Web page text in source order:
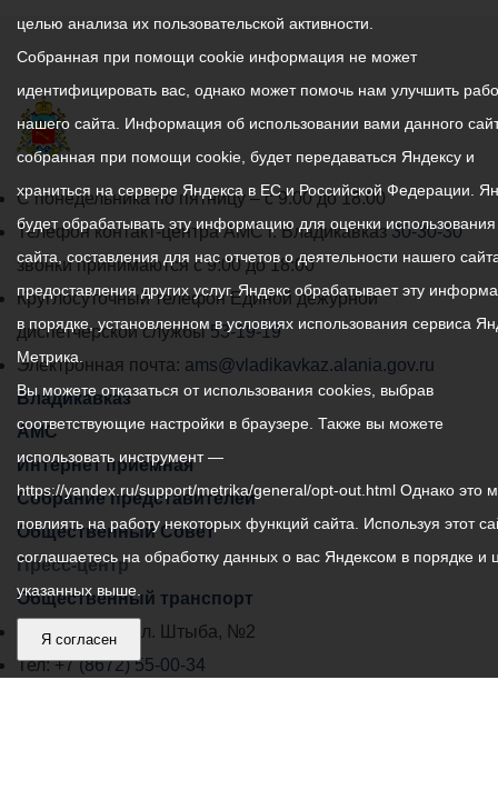
График
работы
администрации
местного
самоуправления
города
Владикавказ:
С понедельника по пятницу – с 9.00 до 18.00
Телефон контакт-центра АМС г. Владикавказ30-30-30
звонки принимаются с 9:00 до 18:00
Круглосуточный телефон Единой дежурной
диспетчерской службы53-19-19
Электронная почта: ams@vladikavkaz.alania.gov.ru
Владикавказ
АМС
Интернет приемная
Собрание представителей
Общественный Совет
Пресс-центр
Общественный транспорт
Владикавказ, пл. Штыба, №2
Тел:+7 (8672) 55-00-34
целью анализа их пользовательской активности.
Собранная при помощи cookie информация не может
идентифицировать вас, однако может помочь нам улучшить
нашего сайта. Информация об использовании вами данного
собранная при помощи cookie, будет передаваться Яндексу и
храниться на сервере Яндекса в ЕС и Российской Федерации.
будет обрабатывать эту информацию для оценки
сайта, составления для нас отчетов о деятельности нашего
предоставления других услуг. Яндекс обрабатывает эту
в порядке, установленном в условиях использования сервиса
Метрика.
Вы можете отказаться от использования cookies, выбрав
соответствующие настройки в браузере. Также вы можете
использовать инструмент —
https://yandex.ru/support/metrika/general/opt-out.html Однако это
повлиять на работу некоторых функций сайта. Используя этот
соглашаетесь на обработку данных о вас Яндексом в порядке и
указанных выше.
Я согласен